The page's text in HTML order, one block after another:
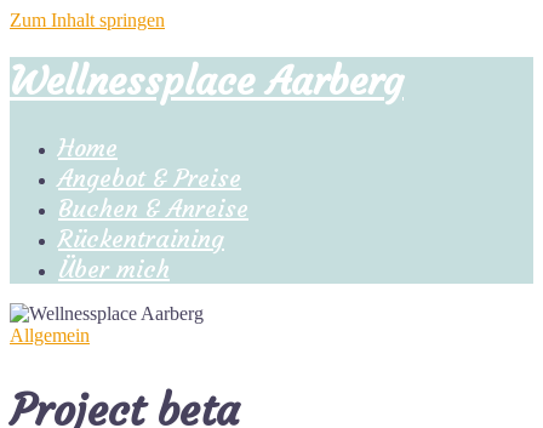
Zum Inhalt springen
Wellnessplace Aarberg
Home
Angebot & Preise
Buchen & Anreise
Rückentraining
Über mich
Allgemein
Project beta